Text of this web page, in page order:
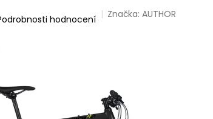
hodnocení Značka:AUTHOR